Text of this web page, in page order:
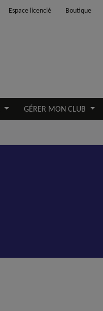
Espace licencié Boutique
GÉRER MON CLUB